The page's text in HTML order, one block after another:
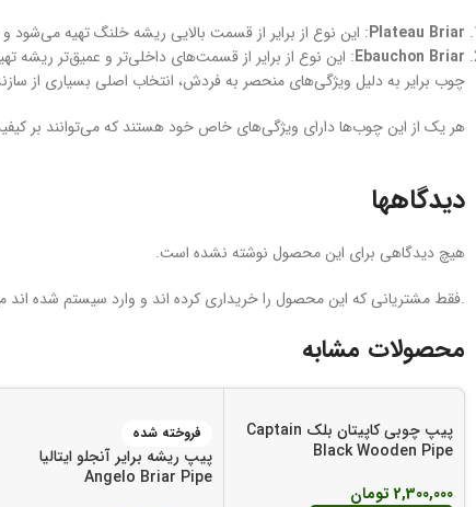
Plateau Briar: این نوع از برایر از قسمت بالایی ریشه خلنگ تهیه می‌شود
Ebauchon Briar: این نوع از برایر از قسمت‌های داخلی‌تر و عمیق‌تر ریشه
چوب برایر به دلیل ویژگی‌های منحصر به فردش، انتخاب اصلی بسیاری از
هر یک از این چوب‌ها دارای ویژگی‌های خاص خود هستند که می‌توانند بر
دیدگاهها
هیچ دیدگاهی برای این محصول نوشته نشده است.
.فقط مشتریانی که این محصول را خریداری کرده اند و وارد سیستم شده اند
محصولات مشابه
پیپ چوبی کاپیتان بلک Captain
Black Wooden Pipe
2,300,000 تومان
فروخته شده
پیپ ریشه برایر آنجلو ایتالیا
Angelo Briar Pipe